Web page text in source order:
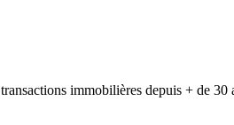
immobilières depuis + de 30